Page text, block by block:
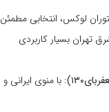
لوکس، انتخابی مطمئن
بسیار کاربردی
: با منوی ایرانی و